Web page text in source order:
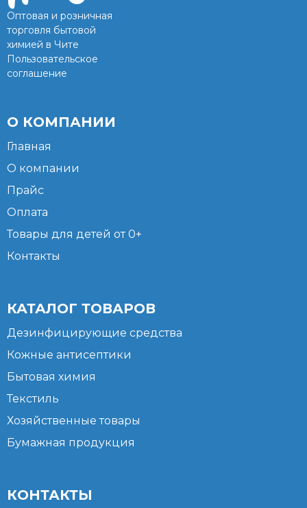
Оптовая и розничная
торговля бытовой
химией в Чите
Пользовательское
соглашение
О КОМПАНИИ
Главная
О компании
Прайс
Оплата
Товары для детей от 0+
Контакты
КАТАЛОГ ТОВАРОВ
Дезинфицирующие средства
Кожные антисептики
Бытовая химия
Текстиль
Хозяйственные товары
Бумажная продукция
КОНТАКТЫ